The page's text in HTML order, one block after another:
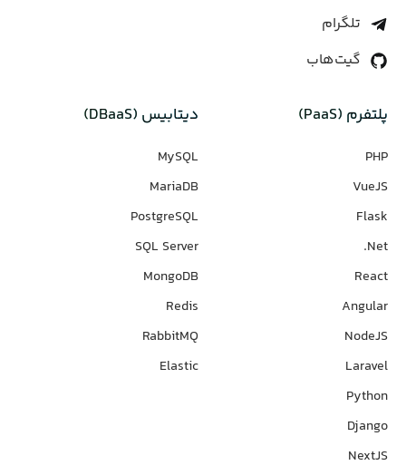
تلگرام
گیت‌هاب
پلتفرم (PaaS)
PHP
VueJS
Flask
Net.
React
Angular
NodeJS
Laravel
Python
Django
NextJS
دیتابیس‌ (DBaaS)
MySQL
MariaDB
PostgreSQL
SQL Server
MongoDB
Redis
RabbitMQ
Elastic